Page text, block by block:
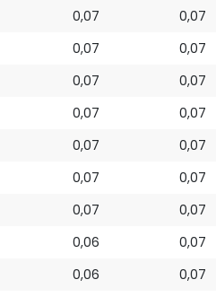
0,07 0,07
0,07 0,07
0,07 0,07
0,07 0,07
0,07 0,07
0,07 0,07
0,07 0,07
0,06 0,07
0,06 0,07